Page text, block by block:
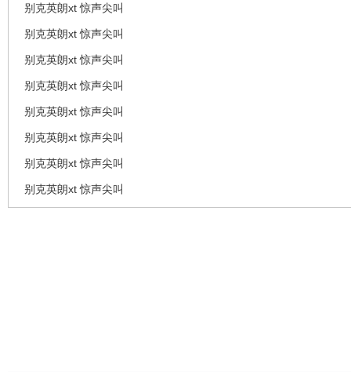
别克英朗xt 惊声尖叫
别克英朗xt 惊声尖叫
别克英朗xt 惊声尖叫
别克英朗xt 惊声尖叫
别克英朗xt 惊声尖叫
别克英朗xt 惊声尖叫
别克英朗xt 惊声尖叫
别克英朗xt 惊声尖叫